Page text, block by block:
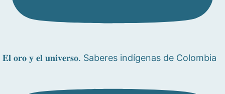
𝐄𝐥 𝐨𝐫𝐨 𝐲 𝐞𝐥 𝐮𝐧𝐢𝐯𝐞𝐫𝐬𝐨. Saberes indígenas de Colombia